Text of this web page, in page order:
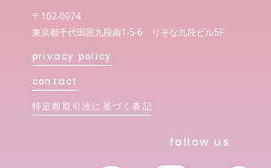
〒102-0074
東京都千代田区九段南1-5-6 りそな九段ビル5F
privacy policy
contact
特定商取引法に基づく表記
follow us